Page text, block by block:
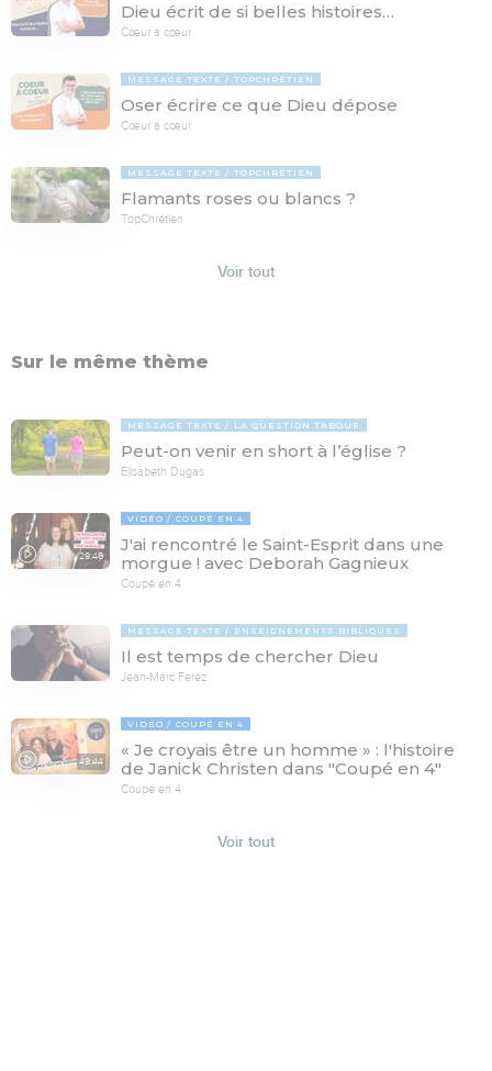
Dieu écrit de si belles histoires…
Cœur à cœur
MESSAGE TEXTE TOPCHRÉTIEN
Oser écrire ce que Dieu dépose
Cœur à cœur
MESSAGE TEXTE TOPCHRÉTIEN
Flamants roses ou blancs ?
TopChrétien
Voir tout
Sur le même thème
MESSAGE TEXTE LA QUESTION TABOUE
Peut-on venir en short à l’église ?
Elisabeth Dugas
29:46
VIDÉO COUPÉ EN 4
J'ai rencontré le Saint-Esprit dans une
morgue ! avec Deborah Gagnieux
Coupé en 4
MESSAGE TEXTE ENSEIGNEMENTS BIBLIQUES
Il est temps de chercher Dieu
Jean-Marc Ferez
49:44
VIDÉO COUPÉ EN 4
« Je croyais être un homme » : l'histoire
de Janick Christen dans "Coupé en 4"
Coupé en 4
Voir tout